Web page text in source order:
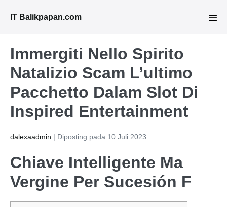
IT Balikpapan.com
Immergiti Nello Spirito
Natalizio Scam L’ultimo
Pacchetto Dalam Slot Di
Inspired Entertainment
dalexaadmin | Diposting pada 10 Juli 2023
Chiave Intelligente Ma
Vergine Per Sucesión F